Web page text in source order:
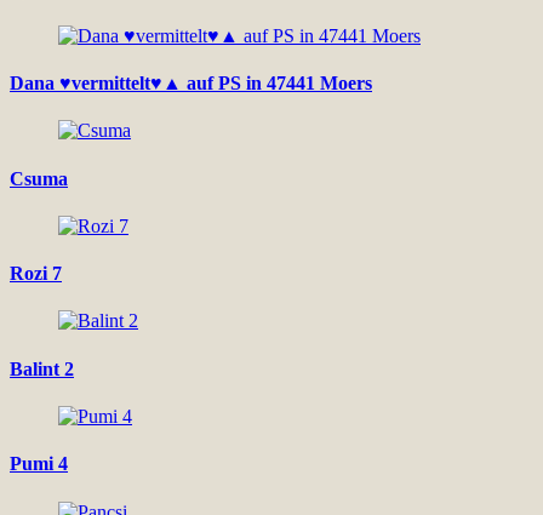
Dana ♥vermittelt♥▲ auf PS in 47441 Moers
Csuma
Rozi 7
Balint 2
Pumi 4